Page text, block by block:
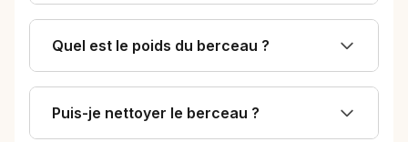
Quel est le poids du berceau ?
Puis-je nettoyer le berceau ?